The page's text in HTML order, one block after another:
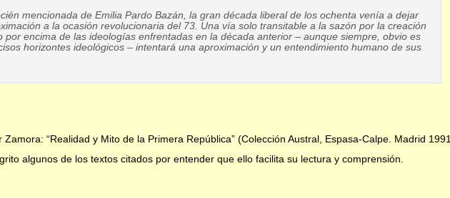
mencionada de Emilia Pardo Bazán, la gran década liberal de los ochenta venía a dejar
a la ocasión revolucionaria del 73. Una vía solo transitable a la sazón por la creación
por encima de las ideologías enfrentadas en la década anterior – aunque siempre, obvio es
horizontes ideológicos – intentará una aproximación y un entendimiento humano de sus
“Realidad y Mito de la Primera República” (Colección Austral, Espasa-Calpe. Madrid 1991.
algunos de los textos citados por entender que ello facilita su lectura y comprensión.